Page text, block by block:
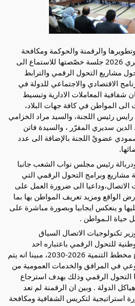
والرقمنة والحوكمة ومكافحة
الفساد يوم الجمعة 27 فيفري 2026 جلسة خصّصتها للاستماع الى
مشاريع التحول الرقمي والترابط
الاقتصادي والاجتماعي للدولة في
المعاملات الادارية وتبسيط
الى المواطن في كافة جهات البلاد،
رئيس اللجنة، والسيد مراد الخزامي
سديري المقرّر ، والسيدة فاتن
عضويْ اللجنة بالإضافة الى عدد
رئيس مجلس نواب الشعب جانبا
وبرامج التحول الرقمي التي
الاتصال،وداعيا الى ضرورة العمل على
الواقع ومزيد تعريف المواطن بها بما
و ينعكس ايجابيا وبصورة مباشرة على
حياة الـمواطن .
تكنولوجيات الاتصال السياق
للتحول الرقمي باعتباره احد
المحاور الاساسية لمشروع مخطط التنمية 2026-2030، مبينا انه يتم
في المرافق والخدمات العمومية من
التحول الرقمي وذلك بهدف استرجاع
الدولة . وبين ان الرقمنة لم تعد
استراتيجية لتكريس الشفافية ومكافحة